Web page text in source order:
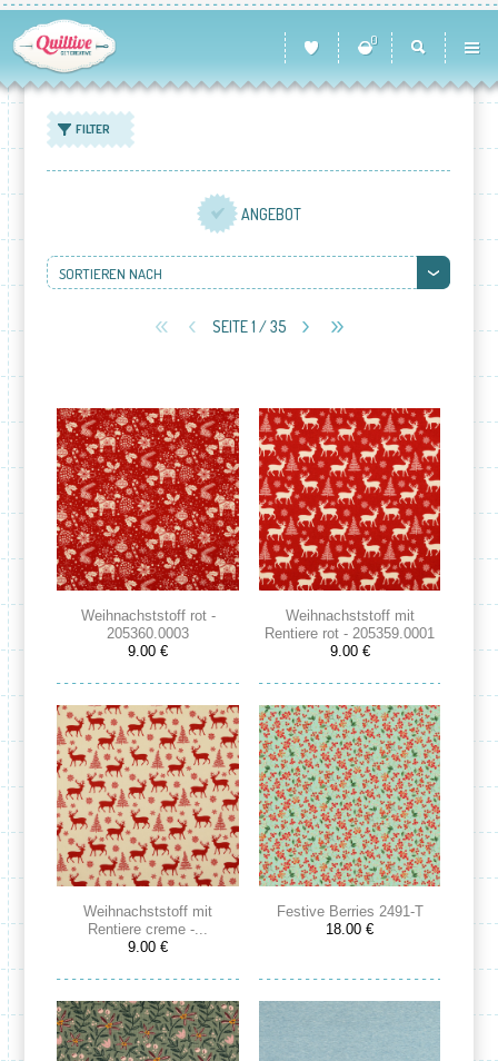
0
FILTER
ANGEBOT
SORTIEREN NACH
SEITE 1 / 35
Weihnachststoff rot -
205360.0003
9.00 €
Weihnachststoff mit
Rentiere rot - 205359.0001
9.00 €
Weihnachststoff mit
Rentiere creme -...
9.00 €
Festive Berries 2491-T
18.00 €